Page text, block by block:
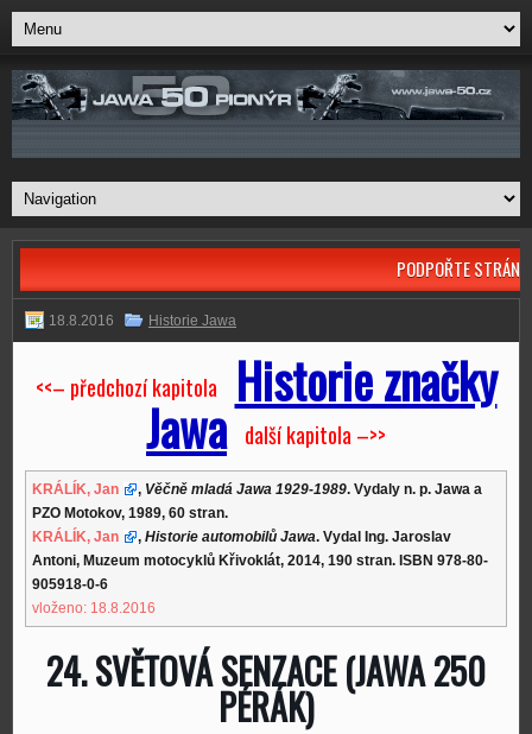
PODPOŘTE
18.8.2016 Historie Jawa
<<– předchozí kapitola Historie značky
Jawa další kapitola –>>
KRÁLÍK, Jan , Věčně mladá Jawa 1929-1989. Vydaly n. p. Jawa a
PZO Motokov, 1989, 60 stran.
KRÁLÍK, Jan
, Historie automobilů Jawa. Vydal Ing. Jaroslav
Antoni, Muzeum motocyklů Křivoklát, 2014, 190 stran. ISBN 978-80-
905918-0-6
vloženo: 18.8.2016
24. SVĚTOVÁ SENZACE (JAWA 250
PÉRÁK)